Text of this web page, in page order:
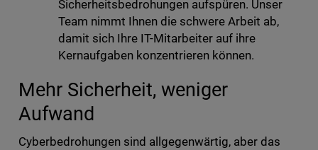
Sicherheitsbedrohungen aufspüren. Unser
Team nimmt Ihnen die schwere Arbeit ab,
damit sich Ihre IT-Mitarbeiter auf ihre
Kernaufgaben konzentrieren können.
Mehr Sicherheit, weniger
Aufwand
Cyberbedrohungen sind allgegenwärtig, aber das